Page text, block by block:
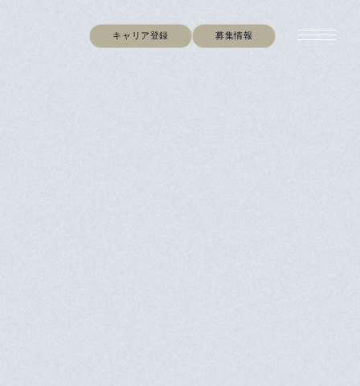
キャリア登録 募集情報